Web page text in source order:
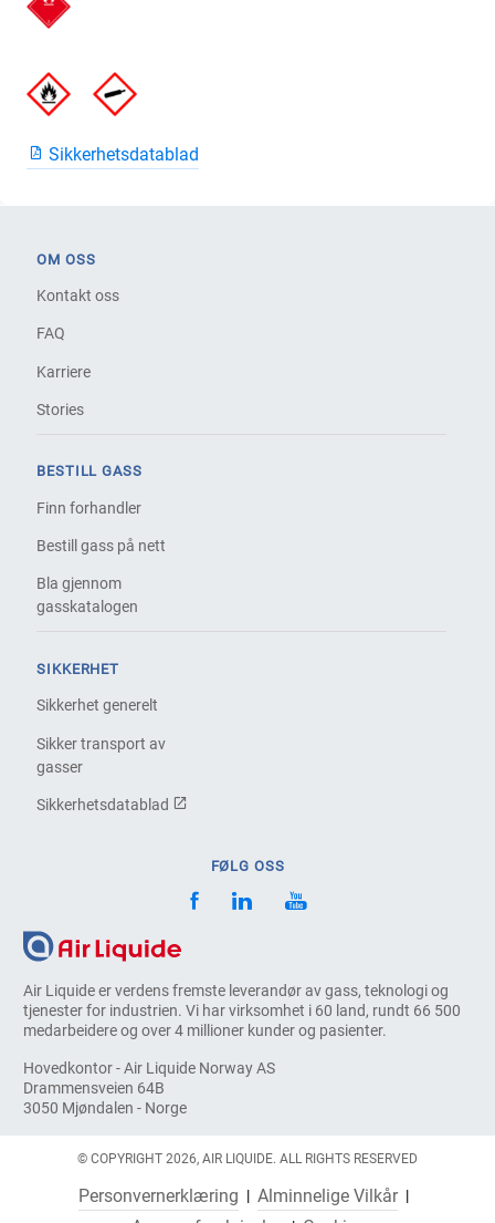
Sikkerhetsdatablad
Air Liquide er verdens fremste leverandør av gass, teknologi og
tjenester for industrien. Vi har virksomhet i 60 land, rundt 66 500
medarbeidere og over 4 millioner kunder og pasienter.
Hovedkontor - Air Liquide Norway AS
Drammensveien 64B
3050 Mjøndalen - Norge
OM OSS
Kontakt oss
FAQ
Karriere
Stories
BESTILL GASS
Finn forhandler
Bestill gass på nett
Bla gjennom
gasskatalogen
SIKKERHET
Sikkerhet generelt
Sikker transport av
gasser
Sikkerhetsdatablad
FØLG OSS
© COPYRIGHT 2026, AIR LIQUIDE. ALL RIGHTS RESERVED
Personvernerklæring
Alminnelige Vilkår